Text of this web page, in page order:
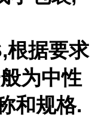
根据要求
为中性
和规格.